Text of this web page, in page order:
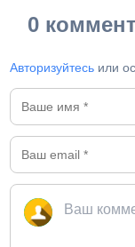
0
Авторизуйтесь или